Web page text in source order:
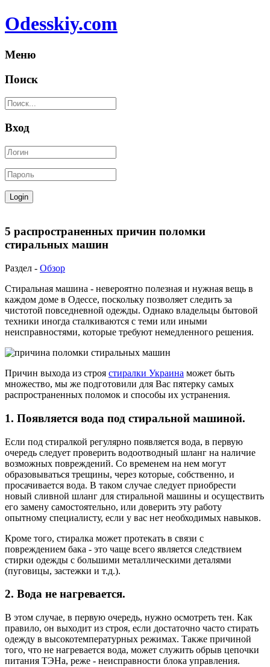
Odesskiy.com
Меню
Поиск
Вход
5 распространенных причин поломки
стиральных машин
Раздел - Обзор
Стиральная машина - невероятно полезная и нужная вещь в
каждом доме в Одессе, поскольку позволяет следить за
чистотой повседневной одежды. Однако владельцы бытовой
техники иногда сталкиваются с теми или иными
неисправностями, которые требуют немедленного решения.
Причин выхода из строя стиралки Украина может быть
множество, мы же подготовили для Вас пятерку самых
распространенных поломок и способы их устранения.
1. Появляется вода под стиральной машиной.
Если под стиралкой регулярно появляется вода, в первую
очередь следует проверить водоотводный шланг на наличие
возможных повреждений. Со временем на нем могут
образовываться трещины, через которые, собственно, и
просачивается вода. В таком случае следует приобрести
новый сливной шланг для стиральной машины и осуществить
его замену самостоятельно, или доверить эту работу
опытному специалисту, если у вас нет необходимых навыков.
Кроме того, стиралка может протекать в связи с
повреждением бака - это чаще всего является следствием
стирки одежды с большими металлическими деталями
(пуговицы, застежки и т.д.).
2. Вода не нагревается.
В этом случае, в первую очередь, нужно осмотреть тен. Как
правило, он выходит из строя, если достаточно часто стирать
одежду в высокотемпературных режимах. Также причиной
того, что не нагревается вода, может служить обрыв цепочки
питания ТЭНа, реже - неисправности блока управления.